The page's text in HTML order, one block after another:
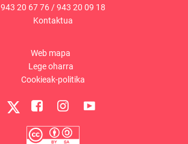
943 20 67 76/943 20 09 18
Kontaktua
Web mapa
Lege oharra
Cookieak-politika